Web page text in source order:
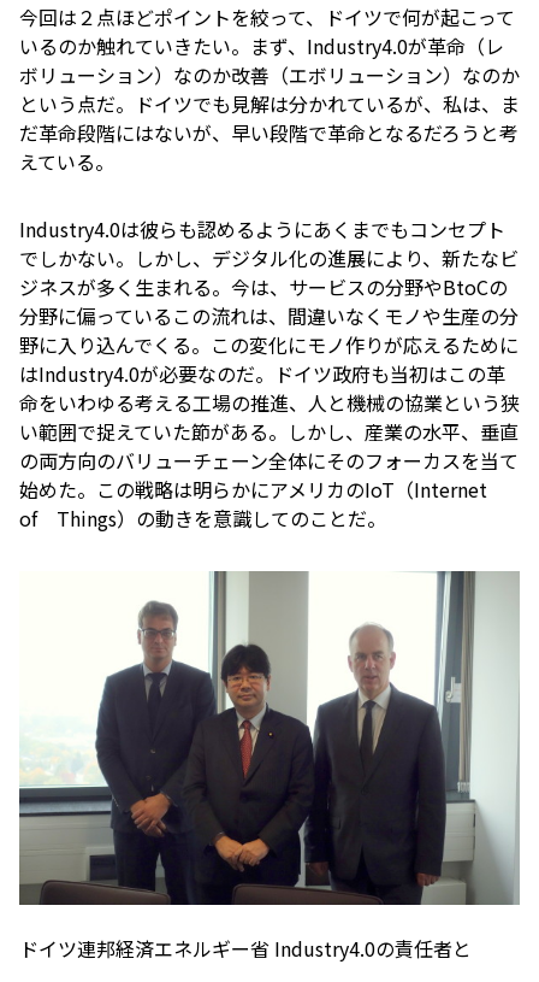
今回は２点ほどポイントを絞って、ドイツで何が起こって
いるのか触れていきたい。まず、Industry4.0が革命（レ
ボリューション）なのか改善（エボリューション）なのか
という点だ。ドイツでも見解は分かれているが、私は、ま
だ革命段階にはないが、早い段階で革命となるだろうと考
えている。
Industry4.0は彼らも認めるようにあくまでもコンセプト
でしかない。しかし、デジタル化の進展により、新たなビ
ジネスが多く生まれる。今は、サービスの分野やBtoCの
分野に偏っているこの流れは、間違いなくモノや生産の分
野に入り込んでくる。この変化にモノ作りが応えるために
はIndustry4.0が必要なのだ。ドイツ政府も当初はこの革
命をいわゆる考える工場の推進、人と機械の協業という狭
い範囲で捉えていた節がある。しかし、産業の水平、垂直
の両方向のバリューチェーン全体にそのフォーカスを当て
始めた。この戦略は明らかにアメリカのIoT（Internet
of Things）の動きを意識してのことだ。
ドイツ連邦経済エネルギー省 Industry4.0の責任者と